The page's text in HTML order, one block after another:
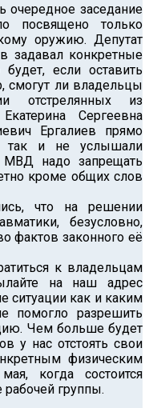
очередное заседание
посвящено только
оружию. Депутат
задавал конкретные
если оставить
смогут ли владельцы
отстрелянных из
Сергеевна
Ергалиев прямо
так и не услышали
МВД надо запрещать
кроме общих слов
что на решении
безусловно,
фактов законного её
к владельцам
на наш адрес
ситуации как и каким
помогло разрешить
Чем больше будет
у нас отстоять свои
физическим
когда состоится
рабочей группы.